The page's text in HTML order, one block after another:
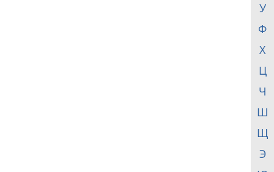
У
Ф
Х
Ц
Ч
Ш
Щ
Э